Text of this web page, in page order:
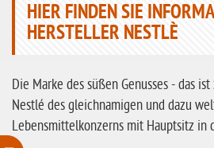
HIER FINDEN SIE
HERSTELLER NESTLÈ
Die Marke des süßen Genusses - das
Nestlé des gleichnamigen und dazu
Lebensmittelkonzerns mit Hauptsitz in